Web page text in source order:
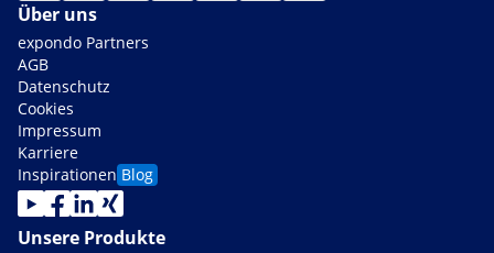
Über uns
expondo Partners
AGB
Datenschutz
Cookies
Impressum
Karriere
Inspirationen Blog
Unsere Produkte